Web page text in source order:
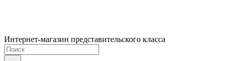
Интернет-магазин представительского класса